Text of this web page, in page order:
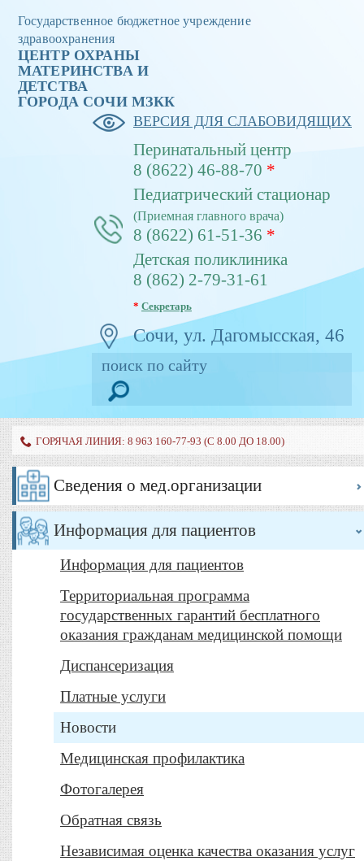
Государственное бюджетное учреждение
здравоохранения
ЦЕНТР ОХРАНЫ
МАТЕРИНСТВА И
ДЕТСТВА
ГОРОДА CОЧИ МЗКК
ВЕРСИЯ ДЛЯ СЛАБОВИДЯЩИХ
Перинатальный центр
8 (8622) 46-88-70 *
Педиатрический стационар
(Приемная главного врача)
8 (8622) 61-51-36 *
Детская поликлиника
8 (862) 2-79-31-61
* Секретарь
Сочи, ул. Дагомысская, 46
ГОРЯЧАЯ ЛИНИЯ: 8 963 160-77-93 (С 8.00 ДО 18.00)
Сведения о мед.организации
Информация для пациентов
Информация для пациентов
Территориальная программа
государственных гарантий бесплатного
оказания гражданам медицинской помощи
Диспансеризация
Платные услуги
Новости
Медицинская профилактика
Фотогалерея
Обратная связь
Независимая оценка качества оказания услуг